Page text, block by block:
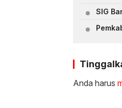
SIG
Anda harus